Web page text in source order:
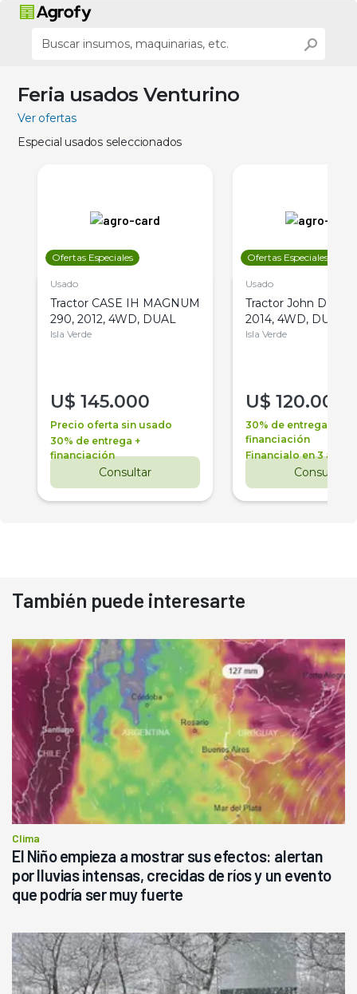
Feria usados Venturino
Ver ofertas
Especial usados seleccionados
Ofertas Especiales
Usado
Tractor CASE IH MAGNUM
290, 2012, 4WD, DUAL
Isla Verde
U$ 145.000
Precio oferta sin usado
30% de entrega +
financiación
Consultar
Ofertas Especiales
Usado
Tractor John Deere
2014, 4WD, DUAL
Isla Verde
U$ 120.000
30% de entrega +
financiación
Financialo en 3 años
Consultar
También puede interesarte
Clima
El Niño empieza a mostrar sus efectos: alertan
por lluvias intensas, crecidas de ríos y un evento
que podría ser muy fuerte